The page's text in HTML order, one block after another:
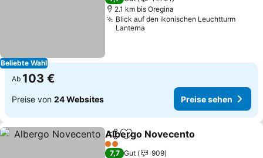
Beliebte Wahl
2.1 km bis Oregina
Blick auf den ikonischen Leuchtturm
Lanterna
Ab 103 €
Preise von 24 Websites Preise sehen
TeilenZu Favoriten hinzufügen
Albergo Novecento
2 Sterne
7,7 Gut
909